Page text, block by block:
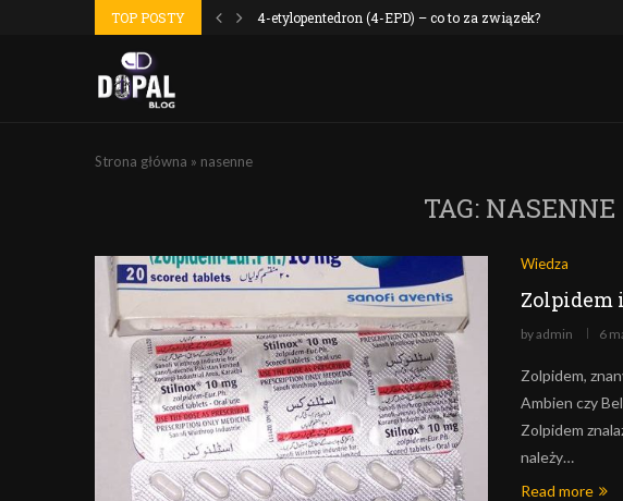
TOP POSTY 4-etylopentedron (4-EPD) – co to za związek?
Strona główna » nasenne
TAG: NASENNE
Wiedza
Zolpidem
byadmin 6
Zolpidem,
Ambien czy
Zolpidem
należy…
Read more